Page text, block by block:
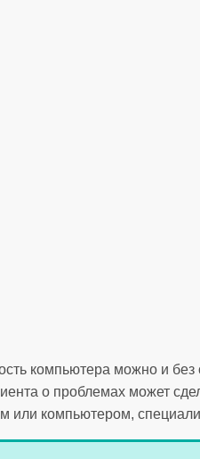
компьютера можно и
о проблемах может
или компьютером,